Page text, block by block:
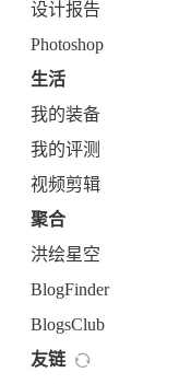
设计报告
Photoshop
生活
我的装备
我的评测
视频剪辑
聚合
洪绘星空
BlogFinder
BlogsClub
友链